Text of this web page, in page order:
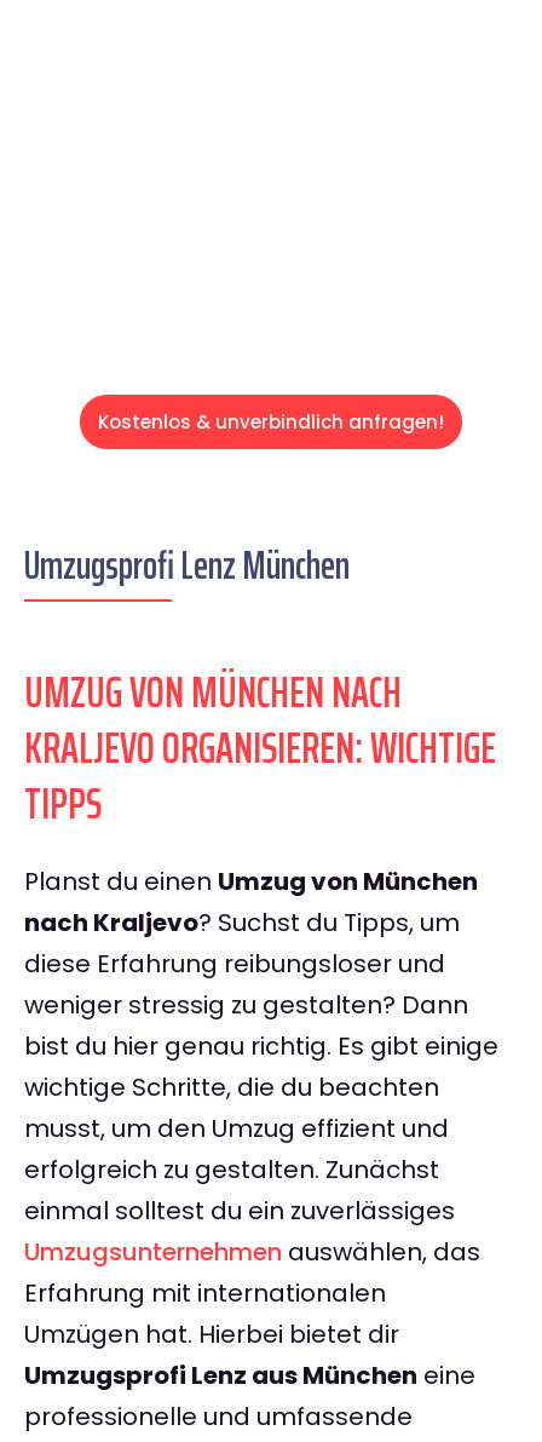
Kostenlos & unverbindlich anfragen!
Umzugsprofi Lenz München
UMZUG VON MÜNCHEN NACH
KRALJEVO ORGANISIEREN: WICHTIGE
TIPPS
Planst du einen Umzug von München
nach Kraljevo? Suchst du Tipps, um
diese Erfahrung reibungsloser und
weniger stressig zu gestalten? Dann
bist du hier genau richtig. Es gibt einige
wichtige Schritte, die du beachten
musst, um den Umzug effizient und
erfolgreich zu gestalten. Zunächst
einmal solltest du ein zuverlässiges
Umzugsunternehmen auswählen, das
Erfahrung mit internationalen
Umzügen hat. Hierbei bietet dir
Umzugsprofi Lenz aus München eine
professionelle und umfassende